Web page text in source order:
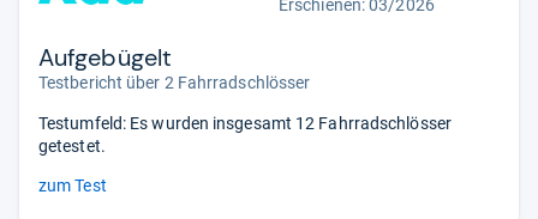
Erschienen:03/2026
Aufgebügelt
Testbericht über 2 Fahrradschlösser
Testumfeld: Es wurden insgesamt 12 Fahrradschlösser
getestet.
zum Test